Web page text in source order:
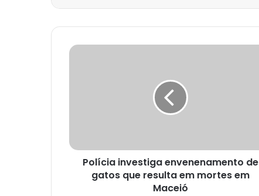
Polícia investiga envenenamento de
gatos que resulta em mortes em
Maceió